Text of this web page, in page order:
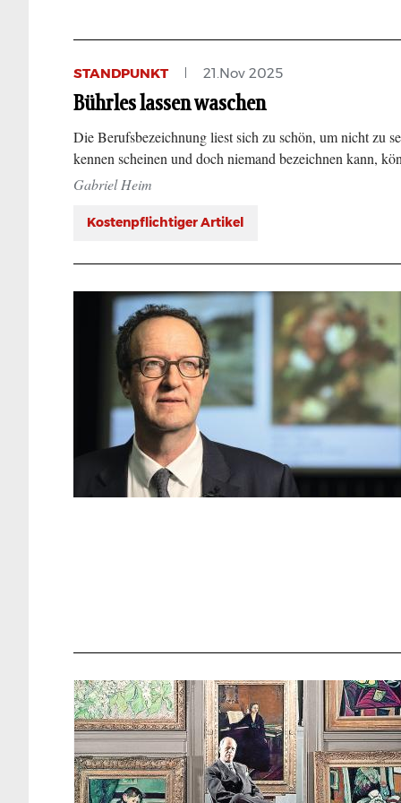
STANDPUNKT 21.Nov 2025
Bührles lassen waschen
Die Berufsbezeichnung liest sich zu schön, um nicht zu
kennen scheinen und doch niemand bezeichnen kann,
Gabriel Heim
Kostenpflichtiger Artikel